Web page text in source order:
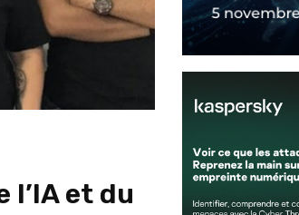
l’IA et du